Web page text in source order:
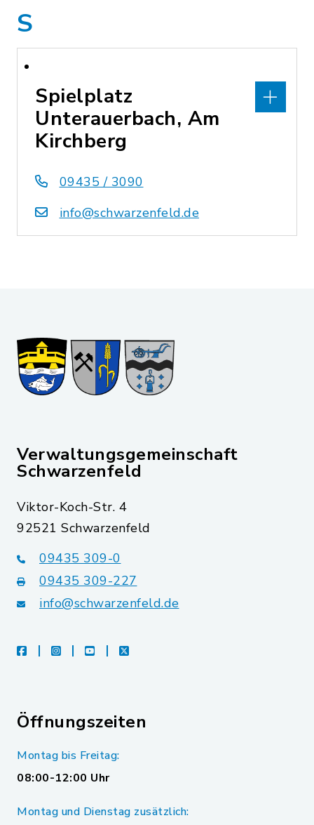
S
Spielplatz
Unterauerbach, Am
Kirchberg
09435 / 3090
info@schwarzenfeld.de
Verwaltungsgemeinschaft
Schwarzenfeld
Viktor-Koch-Str. 4
92521 Schwarzenfeld
09435 309-0
09435 309-227
info@schwarzenfeld.de
facebookinstagramyoutubeX
Öffnungszeiten
Montag bis Freitag:
08:00-12:00 Uhr
Montag und Dienstag zusätzlich: